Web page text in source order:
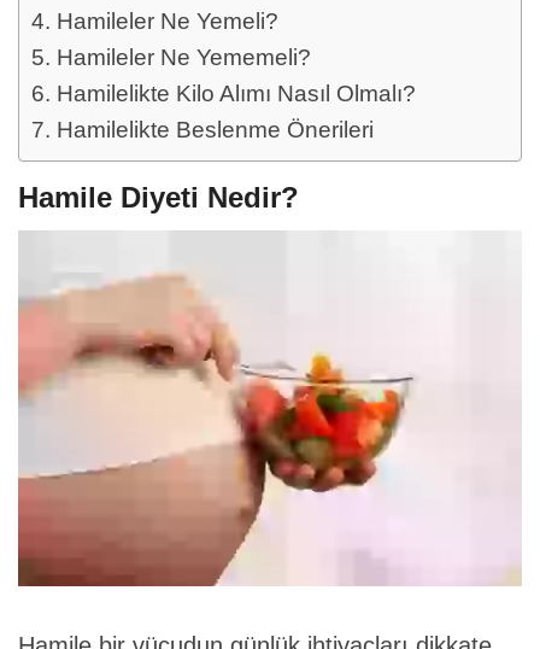
Hamileler Ne Yemeli?
Hamileler Ne Yememeli?
Hamilelikte Kilo Alımı Nasıl Olmalı?
Hamilelikte Beslenme Önerileri
Hamile Diyeti Nedir?